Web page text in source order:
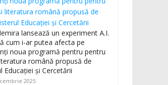
lansează un experiment A.I.
cum i-ar putea afecta pe
noua programă pentru pentru
română propusă de
Educației și Cercetării
2025